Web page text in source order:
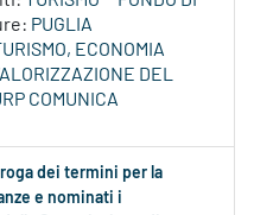
PUGLIA
ECONOMIA
DEL
COMUNICA
dei termini per la
e nominati i